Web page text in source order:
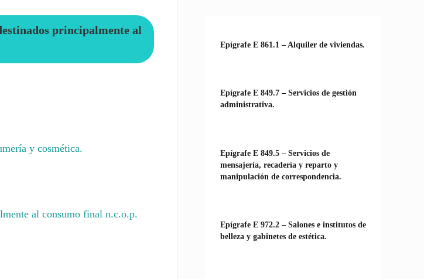
principalmente al
y cosmética.
al consumo final n.c.o.p.
Epígrafe E 861.1 – Alquiler de viviendas.
Epígrafe E 849.7 – Servicios de gestión
administrativa.
Epígrafe E 849.5 – Servicios de
mensajería, recadería y reparto y
manipulación de correspondencia.
Epígrafe E 972.2 – Salones e institutos de
belleza y gabinetes de estética.